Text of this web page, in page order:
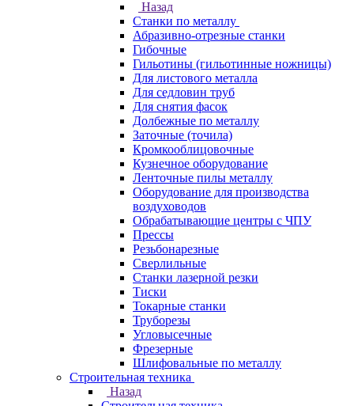
Назад
Станки по металлу
Абразивно-отрезные станки
Гибочные
Гильотины (гильотинные ножницы)
Для листового металла
Для седловин труб
Для снятия фасок
Долбежные по металлу
Заточные (точила)
Кромкооблицовочные
Кузнечное оборудование
Ленточные пилы металлу
Оборудование для производства
воздуховодов
Обрабатывающие центры с ЧПУ
Прессы
Резьбонарезные
Сверлильные
Станки лазерной резки
Тиски
Токарные станки
Труборезы
Угловысечные
Фрезерные
Шлифовальные по металлу
Строительная техника
Назад